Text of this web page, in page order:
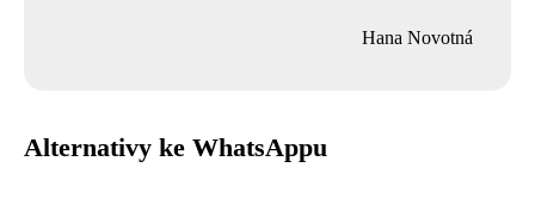
Hana Novotná
Alternativy ke WhatsAppu